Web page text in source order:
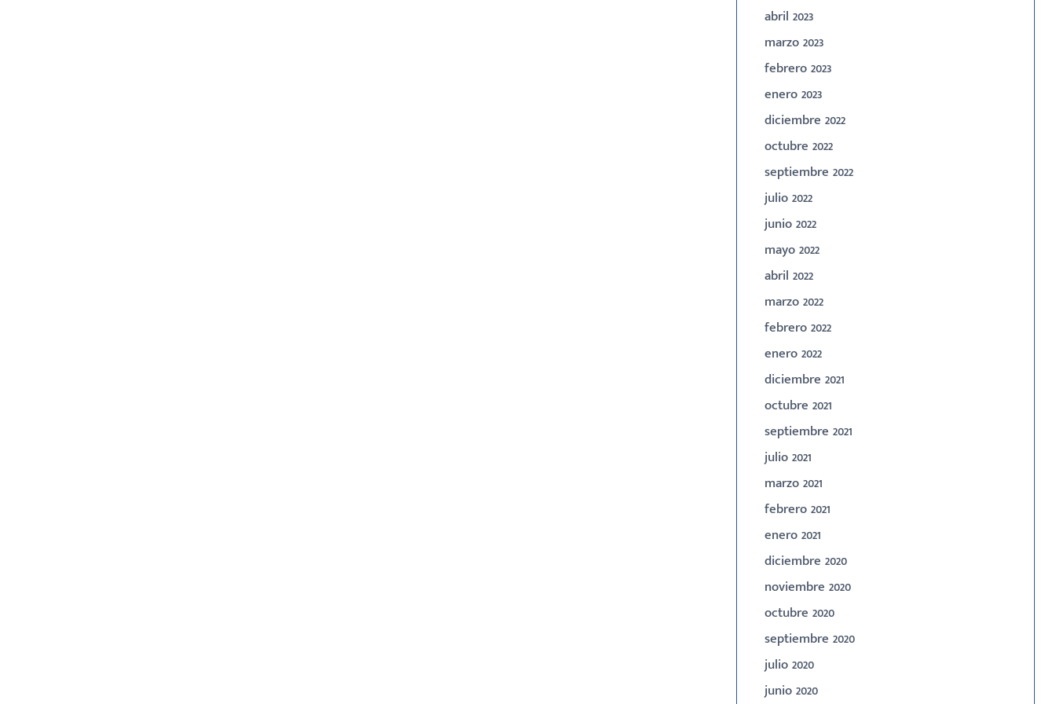
abril 2023
marzo 2023
febrero 2023
enero 2023
diciembre 2022
octubre 2022
septiembre 2022
julio 2022
junio 2022
mayo 2022
abril 2022
marzo 2022
febrero 2022
enero 2022
diciembre 2021
octubre 2021
septiembre 2021
julio 2021
marzo 2021
febrero 2021
enero 2021
diciembre 2020
noviembre 2020
octubre 2020
septiembre 2020
julio 2020
junio 2020